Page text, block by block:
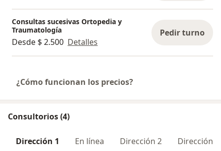
Consultas sucesivas Ortopedia y
Traumatología
Desde $ 2.500 Detalles
Pedir turno
¿Cómo funcionan los precios?
Consultorios (4)
Dirección 1 En línea Dirección 2 Dirección 3